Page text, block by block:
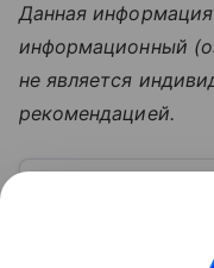
Данная
информационный
не является
рекомендацией.